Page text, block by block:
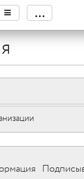
≡ ...